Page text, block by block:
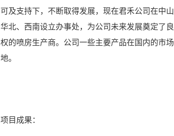
可及支持下，不断取得发展，现在君禾公司在中
华北、西南设立办事处，为公司未来发展奠定了
权的喷房生产商。公司一些主要产品在国内的市
地。
项目成果：